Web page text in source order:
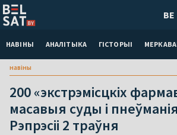
НАВІНЫ АНАЛІТЫКА ГІСТОРЫІ
BE
навіны
200 «экстрэмісцкіх
масавыя суды і
Рэпрэсіі 2 траўня